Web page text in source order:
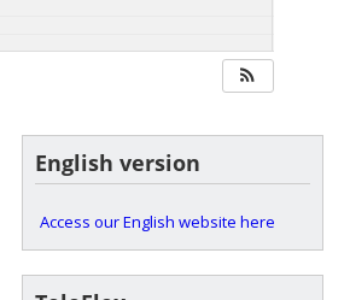
English version
Access our English website here